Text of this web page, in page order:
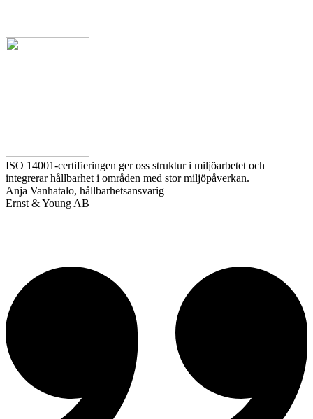
ISO 14001-certifieringen ger oss struktur i miljöarbetet och
integrerar hållbarhet i områden med stor miljöpåverkan.
Anja Vanhatalo, hållbarhetsansvarig
Ernst & Young AB